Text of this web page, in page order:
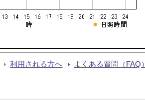
利用される方へ よくある質問（FAQ）